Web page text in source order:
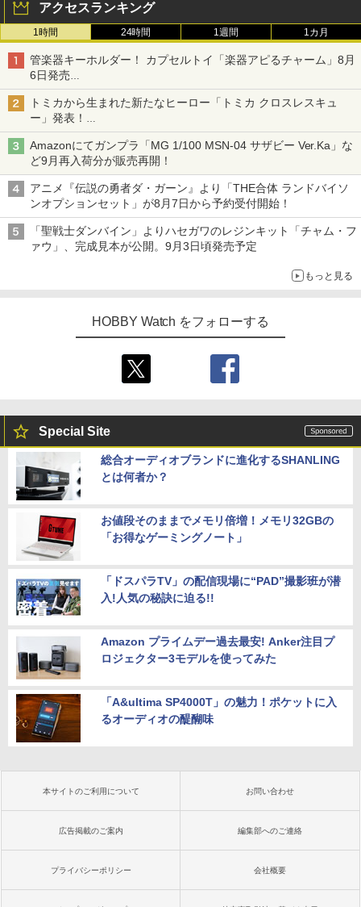
アクセスランキング
1時間 24時間 1週間 1カ月
管楽器キーホルダー！ カプセルトイ「楽器アピるチャーム」8月
6日発売
チューバ、テナサクなど5種各3色
トミカから生まれた新たなヒーロー「トミカ クロスレスキュ
ー」発表！
詳細は後日公開予定
Amazonにてガンプラ「MG 1/100 MSN-04 サザビー Ver.Ka」な
ど9月再入荷分が販売再開！
アニメ『伝説の勇者ダ・ガーン』より「THE合体 ランドバイソ
ンオプションセット」が8月7日から予約受付開始！
「聖戦士ダンバイン」よりハセガワのレジンキット「チャム・フ
ァウ」、完成見本が公開。9月3日頃発売予定
もっと見る
HOBBY Watch をフォローする
Special Site
総合オーディオブランドに進化するSHANLING
とは何者か？
お値段そのままでメモリ倍増！メモリ32GBの
「お得なゲーミングノート」
「ドスパラTV」の配信現場に“PAD”撮影班が潜
入!人気の秘訣に迫る!!
Amazon プライムデー過去最安! Anker注目プ
ロジェクター3モデルを使ってみた
「A&ultima SP4000T」の魅力！ポケットに入
るオーディオの醍醐味
本サイトのご利用について お問い合わせ
広告掲載のご案内 編集部へのご連絡
プライバシーポリシー 会社概要